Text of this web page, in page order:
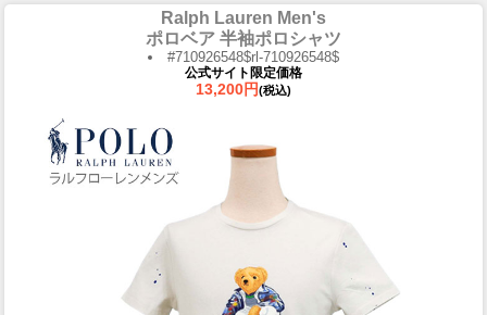
Ralph Lauren Men's
ポロベア 半袖ポロシャツ
#710926548$rl-710926548$
公式サイト限定価格
13,200円(税込)